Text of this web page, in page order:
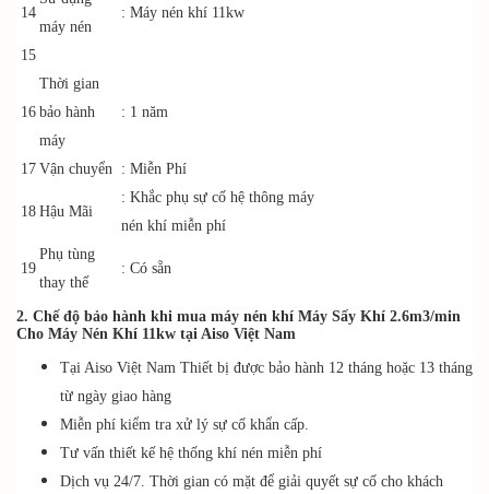
14
máy nén
: Máy nén khí 11kw
15
16
Thời gian
bảo hành
máy
: 1 năm
17 Vận chuyển : Miễn Phí
18 Hậu Mãi
: Khắc phụ sự cố hệ thông máy
nén khí miễn phí
19
Phụ tùng
thay thế
: Có sẵn
2. Chế độ bảo hành khi mua máy nén khí Máy Sấy Khí 2.6m3/min
Cho Máy Nén Khí 11kw tại Aiso Việt Nam
Tại Aiso Việt Nam Thiết bị được bảo hành 12 tháng hoặc 13 tháng
từ ngày giao hàng
Miễn phí kiểm tra xử lý sự cố khẩn cấp.
Tư vấn thiết kế hệ thống khí nén miễn phí
Dịch vụ 24/7. Thời gian có mặt để giải quyết sự cố cho khách